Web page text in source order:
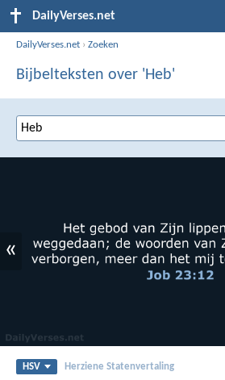
DailyVerses.net
DailyVerses.net ›Zoeken
Bijbelteksten over 'Heb'
«
HSV Herziene Statenvertaling